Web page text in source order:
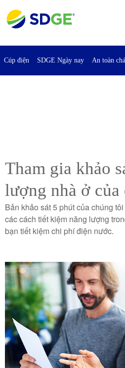
qua
Cúp điện SDGE Ngày nay An toàn
Tham gia khảo
lượng nhà ở
Bản khảo sát 5 phút của chúng
các cách tiết kiệm năng lượng
bạn tiết kiệm chi phí điện nước.